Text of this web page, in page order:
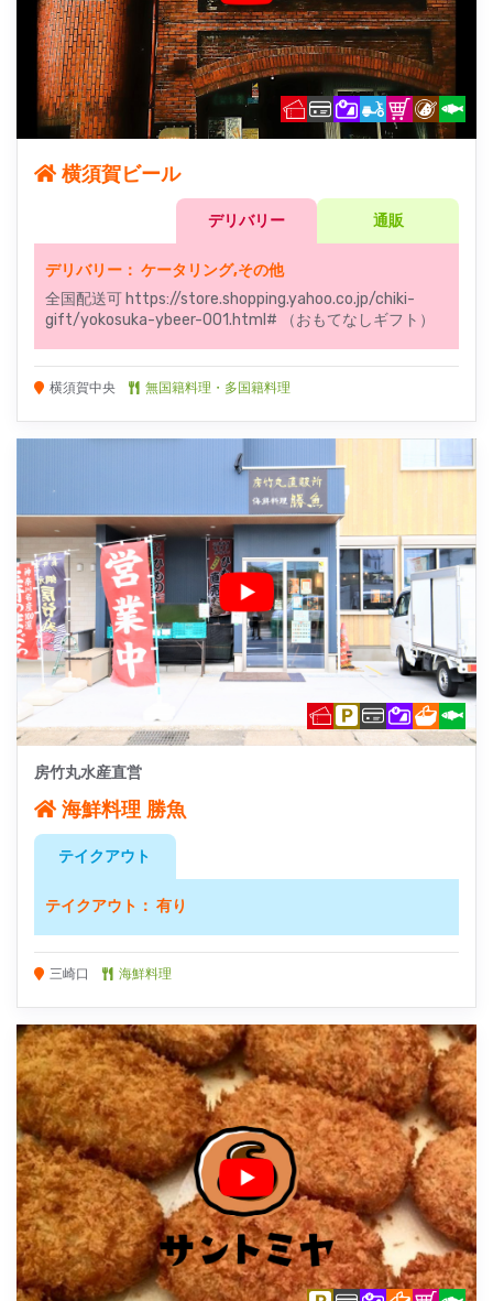
横須賀ビール
デリバリー 通販
デリバリー： ケータリング,その他
全国配送可 https://store.shopping.yahoo.co.jp/chiki-
gift/yokosuka-ybeer-001.html# （おもてなしギフト）
横須賀中央 無国籍料理・多国籍料理
房竹丸水産直営
海鮮料理 勝魚
テイクアウト
テイクアウト： 有り
三崎口 海鮮料理